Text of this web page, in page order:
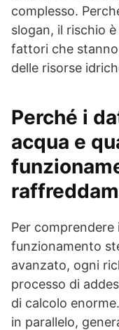
complesso.
slogan, il rischio
fattori che stanno
delle risorse
Perché i
acqua e
Per
funzionamento
avanzato, ogni
processo di
di calcolo
in parallelo,